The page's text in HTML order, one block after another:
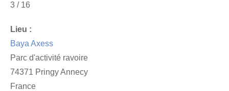
3 / 16
Lieu :
Baya Axess
Parc d'activité ravoire
74371 Pringy Annecy
France